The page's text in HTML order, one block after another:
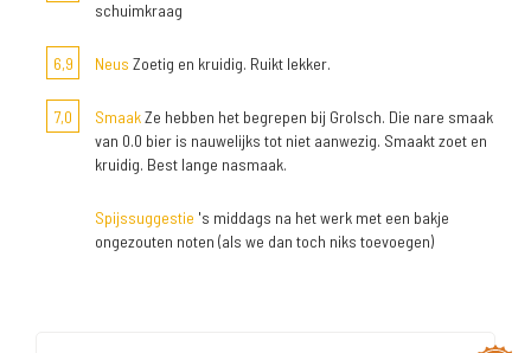
schuimkraag
6,9 Neus Zoetig en kruidig. Ruikt lekker.
7,0 SmaakZe hebben het begrepen bij Grolsch. Die nare smaak
van 0.0 bier is nauwelijks tot niet aanwezig. Smaakt zoet en
kruidig. Best lange nasmaak.
Spijssuggestie 's middags na het werk met een bakje
ongezouten noten (als we dan toch niks toevoegen)